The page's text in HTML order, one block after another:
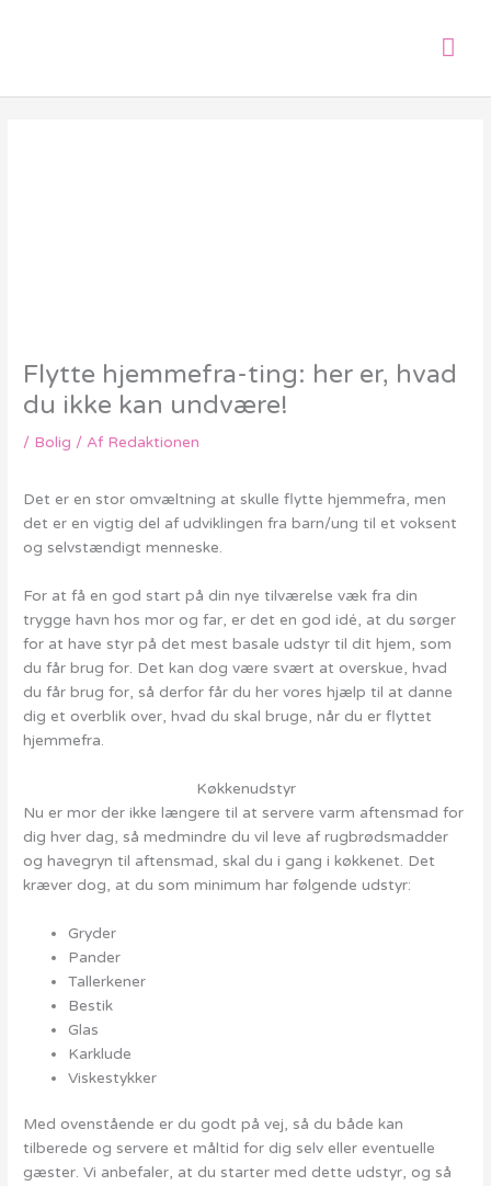
Flytte hjemmefra-ting: her er, hvad
du ikke kan undvære!
/ Bolig / Af Redaktionen
Det er en stor omvæltning at skulle flytte hjemmefra, men
det er en vigtig del af udviklingen fra barn/ung til et voksent
og selvstændigt menneske.
For at få en god start på din nye tilværelse væk fra din
trygge havn hos mor og far, er det en god idé, at du sørger
for at have styr på det mest basale udstyr til dit hjem, som
du får brug for. Det kan dog være svært at overskue, hvad
du får brug for, så derfor får du her vores hjælp til at danne
dig et overblik over, hvad du skal bruge, når du er flyttet
hjemmefra.
Køkkenudstyr
Nu er mor der ikke længere til at servere varm aftensmad for
dig hver dag, så medmindre du vil leve af rugbrødsmadder
og havegryn til aftensmad, skal du i gang i køkkenet. Det
kræver dog, at du som minimum har følgende udstyr:
Gryder
Pander
Tallerkener
Bestik
Glas
Karklude
Viskestykker
Med ovenstående er du godt på vej, så du både kan
tilberede og servere et måltid for dig selv eller eventuelle
gæster. Vi anbefaler, at du starter med dette udstyr, og så